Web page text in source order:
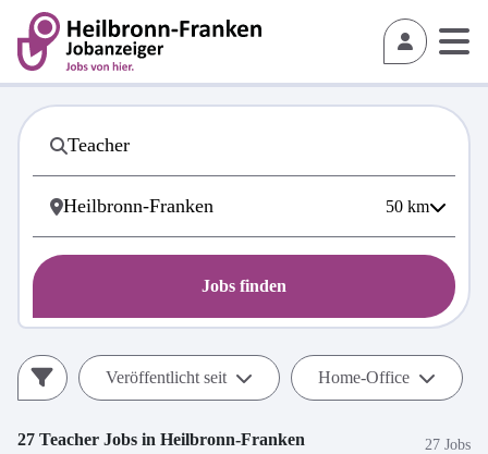
50 km
Jobs finden
Veröffentlicht seit Home-Office
27 Teacher Jobs in Heilbronn-Franken 27 Jobs